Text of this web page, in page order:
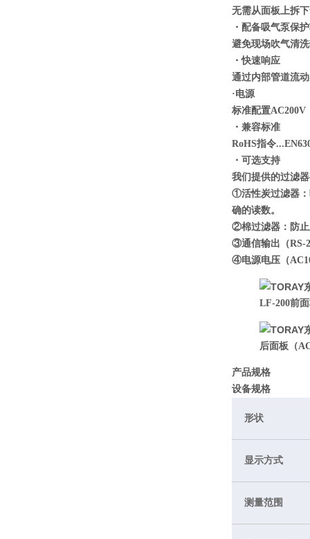
无需从面板上拆
・配备吸气泵保
避免现场吹气清
・快速响应
通过内部管道流
·电源
标准配置AC200V
・兼容标准
RoHS指令
・可选支持
我们提供的过滤
①活性炭过滤器：
确的读数。
②棉过滤器：防止
③通信输出（RS-
④电源电压（
LF-200前
后面板（
产品规格
设备规格
形状
显示方式
测量范围